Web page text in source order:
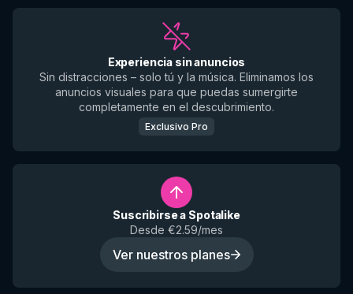
Experiencia sin anuncios
Sin distracciones – solo tú y la música. Eliminamos los
anuncios visuales para que puedas sumergirte
completamente en el descubrimiento.
Exclusivo Pro
Suscribirse a Spotalike
Desde €2.59/mes
Ver nuestros planes